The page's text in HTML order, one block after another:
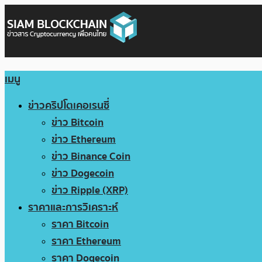
เมนู
ข่าวคริปโตเคอเรนซี่
ข่าว Bitcoin
ข่าว Ethereum
ข่าว Binance Coin
ข่าว Dogecoin
ข่าว Ripple (XRP)
ราคาและการวิเคราะห์
ราคา Bitcoin
ราคา Ethereum
ราคา Dogecoin